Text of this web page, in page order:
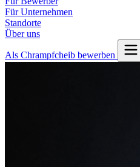
Für Unternehmen
Standorte
Über uns
Als Chrampfcheib bewerben